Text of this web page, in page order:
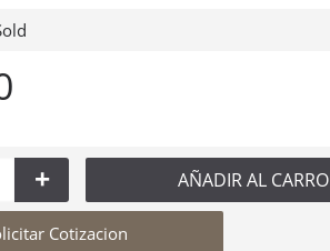
+ AÑADIR AL CARRO
Cotizacion